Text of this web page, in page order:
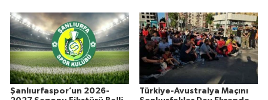
Şanlıurfaspor’un 2026-
Türkiye-Avustralya Maçını